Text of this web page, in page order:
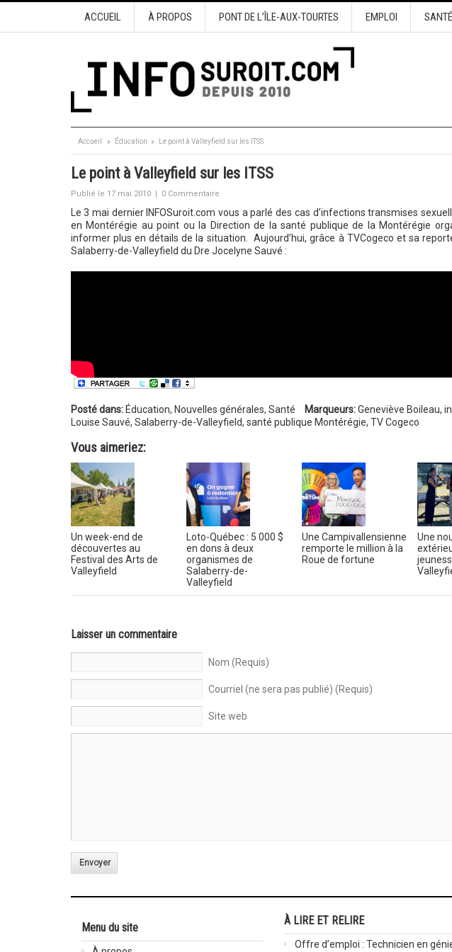
ACCUEIL À PROPOS PONT DE L’ÎLE-AUX-TOURTES EMPLOI SANTÉ
Accueil Éducation Le point à Valleyfield sur les ITSS
Le point à Valleyfield sur les ITSS
Publié le 17 mai 2010 | 0 Commentaire
Le 3 mai dernier INFOSuroit.com vous a parlé des cas d’infections transmises
en Montérégie au point ou la Direction de la santé publique de la Montérégie
informer plus en détails de la situation. Aujourd’hui, grâce à TVCogeco et sa
Salaberry-de-Valleyfield du Dre Jocelyne Sauvé :
Posté dans: Éducation, Nouvelles générales, Santé Marqueurs: Geneviève Boileau,
Louise Sauvé, Salaberry-de-Valleyfield, santé publique Montérégie, TV Cogeco
Vous aimeriez:
Un week-end de
découvertes au
Festival des Arts de
Valleyfield
Loto-Québec : 5 000 $
en dons à deux
organismes de
Salaberry-de-
Valleyfield
Une Campivallensienne
remporte le million à la
Roue de fortune
Une
Laisser un commentaire
Nom (Requis)
Courriel (ne sera pas publié) (Requis)
Site web
Envoyer
Menu du site
À LIRE ET RELIRE
Offre d’emploi : Technicien en